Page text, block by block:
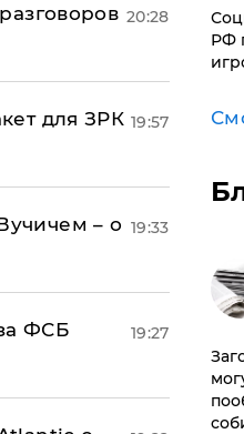
20:28
для ЗРК 19:57
– о 19:33
ФСБ
19:27
РФ